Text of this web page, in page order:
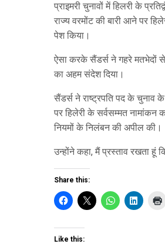
प्राइमरी चुनावों में हिलरी के
राज्य वरमोंट की बारी आने पर
पेश किया।
ऐसा करके सैंडर्स ने गहरे मतभेदों से
का अहम संदेश दिया।
सैंडर्स ने राष्ट्रपति पद के चुनाव के
पर हिलेरी के सर्वसम्मत नामांकन
नियमों के निलंबन की अपील की।
उन्होंने कहा, मैं प्रस्ताव रखता हूं
Share this:
Like this: